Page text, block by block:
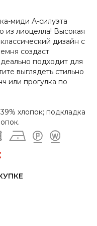
миди А-силуэта
из лиоцелла! Высокая
дизайн с
создаст
подходит для
выглядеть стильно
или прогулка по
хлопок; подкладка